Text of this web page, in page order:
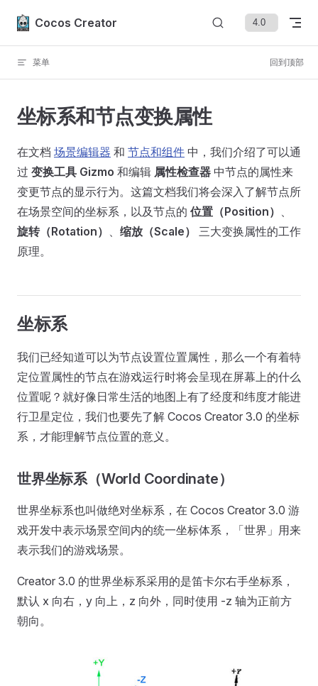
Skip to content
Cocos Creator
菜单 回到顶部
坐标系和节点变换属性
在文档 场景编辑器 和 节点和组件 中，我们介绍了可以通
过 变换工具 Gizmo 和编辑 属性检查器 中节点的属性来
变更节点的显示行为。这篇文档我们将会深入了解节点所
在场景空间的坐标系，以及节点的 位置（Position） 、
旋转（Rotation） 、 缩放（Scale）
三大变换属性的工作
原理。
坐标系
我们已经知道可以为节点设置位置属性，那么一个有着特
定位置属性的节点在游戏运行时将会呈现在屏幕上的什么
位置呢？就好像日常生活的地图上有了经度和纬度才能进
行卫星定位，我们也要先了解 Cocos Creator 3.0 的坐标
系，才能理解节点位置的意义。
世界坐标系（World Coordinate）
世界坐标系也叫做绝对坐标系，在 Cocos Creator 3.0 游
戏开发中表示场景空间内的统一坐标体系，「世界」用来
表示我们的游戏场景。
Creator 3.0 的世界坐标系采用的是笛卡尔右手坐标系，
默认 x 向右，y 向上，z 向外，同时使用 -z 轴为正前方
朝向。